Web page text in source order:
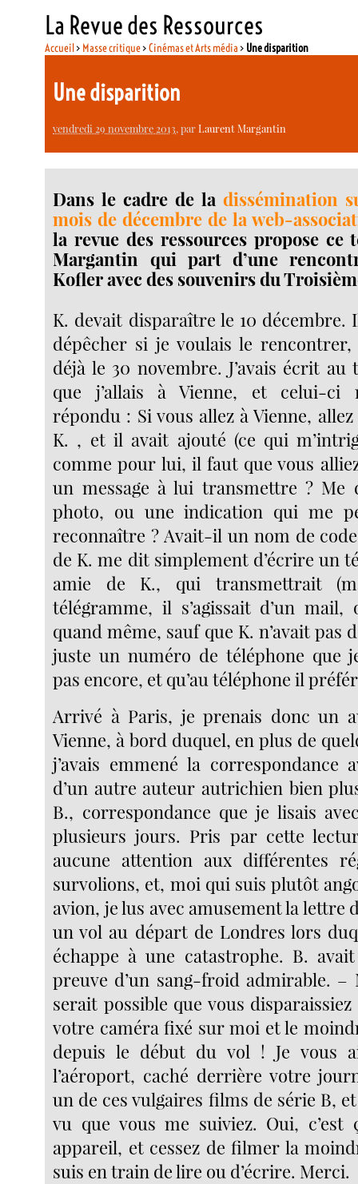
La Revue des Ressources
Accueil> Masse critique>Cinémas et Arts média > Une disparition
Une disparition
vendredi 29 novembre 2013, parLaurent Margantin
Dans le cadre de ladissémination
mois de décembre de la web-
la revue des ressources propose ce
Margantin qui part d’une
Kofler avec des souvenirs du
K. devait disparaître le 10
dépêcher si je voulais le
déjà le 30 novembre. J’avais écrit
que j’allais à Vienne, et celui-ci
répondu : Si vous allez à Vienne,
K. , et il avait ajouté (ce qui
comme pour lui, il faut que vous
un message à lui transmettre ? Me
photo, ou une indication qui me
reconnaître ? Avait-il un nom de
de K. me dit simplement d’écrire un
amie de K., qui transmettrait
télégramme, il s’agissait d’un mail,
quand même, sauf que K. n’avait pas
juste un numéro de téléphone que
pas encore, et qu’au téléphone il
Arrivé à Paris, je prenais donc un
Vienne, à bord duquel, en plus de
j’avais emmené la correspondance
d’un autre auteur autrichien bien
B., correspondance que je lisais
plusieurs jours. Pris par cette
aucune attention aux différentes
survolions, et, moi qui suis plutôt
avion, je lus avec amusement la lettre
un vol au départ de Londres lors
échappe à une catastrophe. B.
preuve d’un sang-froid admirable. –
serait possible que vous
votre caméra fixé sur moi et le
depuis le début du vol ! Je vous
l’aéroport, caché derrière votre
un de ces vulgaires films de série B,
vu que vous me suiviez. Oui, c’est
appareil, et cessez de filmer la
suis en train de lire ou d’écrire. Merci.